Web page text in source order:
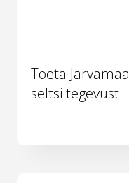
Toeta Järvamaa
seltsi tegevust